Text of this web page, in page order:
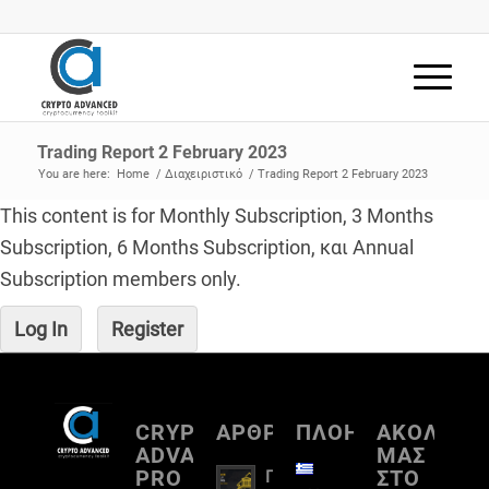
Trading Report 2 February 2023
You are here: Home / Διαχειριστικό / Trading Report 2 February 2023
This content is for Monthly Subscription, 3 Months
Subscription, 6 Months Subscription, και Annual
Subscription members only.
Log In Register
CRYPTO
ADVANCED
PRO
ΑΡΘΡΟΓΡΑΦΙΑ
Πλήρη
ΠΛΟΗΓΗΣΗ
ΜΑΣ
ΣΤΟ